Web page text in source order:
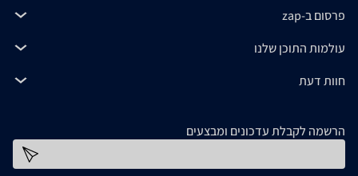
פרסום ב-zap
עולמות התוכן שלנו
חוות דעת
הרשמה לקבלת עדכונים ומבצעים